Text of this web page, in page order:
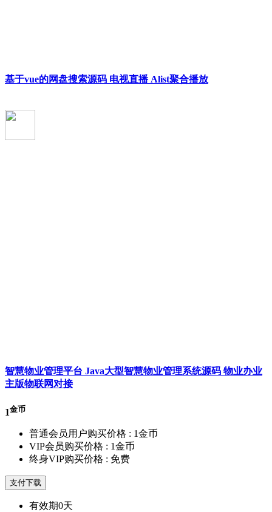
基于vue的网盘搜索源码 电视直播 Alist聚合播放
智慧物业管理平台 Java大型智慧物业管理系统源码 物业办业
主版物联网对接
1金币
普通会员用户购买价格 : 1金币
VIP会员购买价格 : 1金币
终身VIP购买价格 : 免费
支付下载
有效期0天